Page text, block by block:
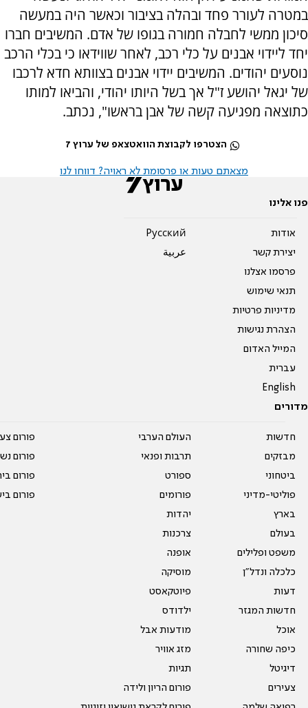
במטרה לעורר פחד ובהלה בציבור וכאשר היה במעשה
סיכון ממשי לחבלה חמורה בגופו של אדם. המשיבים חברו
יחד ליידוי אבנים על כלי רכב, לאחר שווידאו כי בכלי הרכב
נוסעים יהודים. המשיבים יידוי אבנים בצוותא חדא לרכבו
של יגאל יהושע ז"ל אך בשל היותו יהודי, והביאו למותו
כתוצאה מפגיעה קשה של אבן בראשו", נכתב.
הצטרפו לקבוצת הוואטצאפ של ערוץ 7
מצאתם טעות או פרסומת לא ראויה? דווחו לנו
פנו אלינו
אודות
יצירת קשר
פרסמו אצלנו
תנאי שימוש
מדיניות פרטיות
הצהרת נגישות
המייל האדום
עברית
English
Pусский
عربية
מדורים
חדשות
מבזקים
ביטחוני
פוליטי-מדיני
בארץ
בעולם
משפט ופלילים
כלכלה ונדל"ן
דעות
חדשות המגזר
אוכל
כיפה שחורה
דיגיטל
צעירים
העולם הערבי
תרבות ופנאי
ספורט
פורומים
יהדות
צרכנות
אופנה
מוסיקה
פיוטקאסט
ילדודס
מודעות אבל
מזג אוויר
תגיות
פורום הריון ולידה
פורום
פורום
פורום
פורום